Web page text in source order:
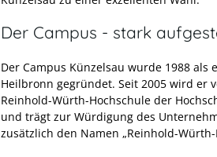
Der Campus - stark
Der Campus Künzelsau wurde 1988
Heilbronn gegründet. Seit 2005 wird er
Reinhold-Würth-Hochschule der
und trägt zur Würdigung des
zusätzlich den Namen „Reinhold-Würth-